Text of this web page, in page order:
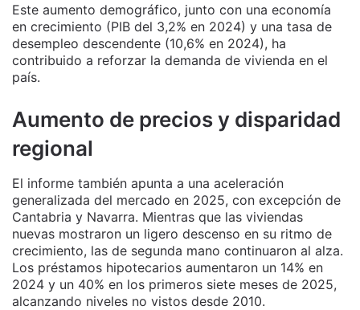
Este aumento demográfico, junto con una economía
en crecimiento (PIB del 3,2% en 2024) y una tasa de
desempleo descendente (10,6% en 2024), ha
contribuido a reforzar la demanda de vivienda en el
país.
Aumento de precios y disparidad
regional
El informe también apunta a una aceleración
generalizada del mercado en 2025, con excepción de
Cantabria y Navarra. Mientras que las viviendas
nuevas mostraron un ligero descenso en su ritmo de
crecimiento, las de segunda mano continuaron al alza.
Los préstamos hipotecarios aumentaron un 14% en
2024 y un 40% en los primeros siete meses de 2025,
alcanzando niveles no vistos desde 2010.